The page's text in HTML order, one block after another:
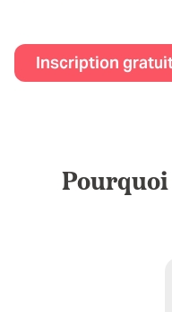
Inscription